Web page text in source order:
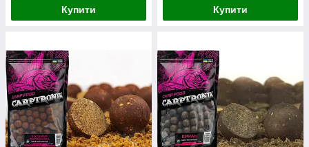
Купити Купити